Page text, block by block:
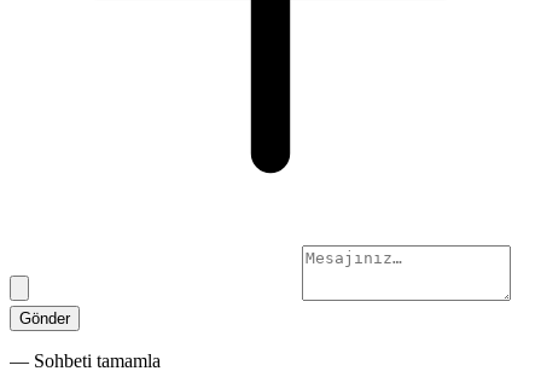
Gönder
— Sohbeti tamamla